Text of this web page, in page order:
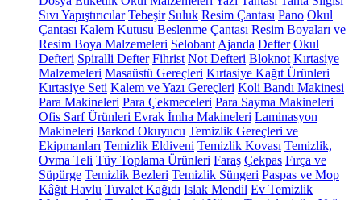
Sıvı Yapıştırıcılar Tebeşir Suluk Resim Çantası Pano Okul
Çantası Kalem Kutusu Beslenme Çantası Resim Boyaları ve
Resim Boya Malzemeleri Selobant Ajanda Defter Okul
Defteri Spiralli Defter Fihrist Not Defteri Bloknot Kırtasiye
Malzemeleri Masaüstü Gereçleri Kırtasiye Kağıt Ürünleri
Kırtasiye Seti Kalem ve Yazı Gereçleri Koli Bandı Makinesi
Para Makineleri Para Çekmeceleri Para Sayma Makineleri
Ofis Sarf Ürünleri Evrak İmha Makineleri Laminasyon
Makineleri Barkod Okuyucu Temizlik Gereçleri ve
Ekipmanları Temizlik Eldiveni Temizlik Kovası Temizlik,
Ovma Teli Tüy Toplama Ürünleri Faraş Çekpas Fırça ve
Süpürge Temizlik Bezleri Temizlik Süngeri Paspas ve Mop
Kâğıt Havlu Tuvalet Kağıdı Islak Mendil Ev Temizlik